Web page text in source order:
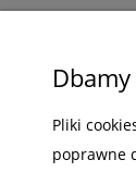
Pliki
poprawne